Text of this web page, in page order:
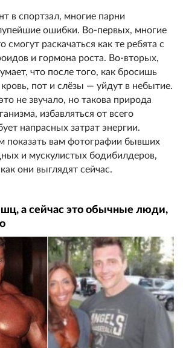
в спортзал, многие парни
ошибки. Во-первых, многие
смогут раскачаться как те ребята с
и гормона роста. Во-вторых,
что после того, как бросишь
пот и слёзы — уйдут в небытие.
не звучало, но такова природа
избавляться от всего
напрасных затрат энергии.
показать вам фотографии бывших
и мускулистых бодибилдеров,
они выглядят сейчас.
а сейчас это обычные люди,